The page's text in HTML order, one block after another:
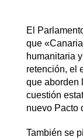
El
que
humanitaria
retención, el
que aborden
cuestión
nuevo Pacto
También se